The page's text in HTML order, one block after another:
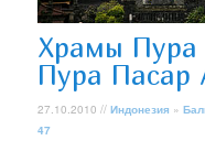
Храмы Пура
Пура Пасар
27.10.2010 //Индонезия »
47